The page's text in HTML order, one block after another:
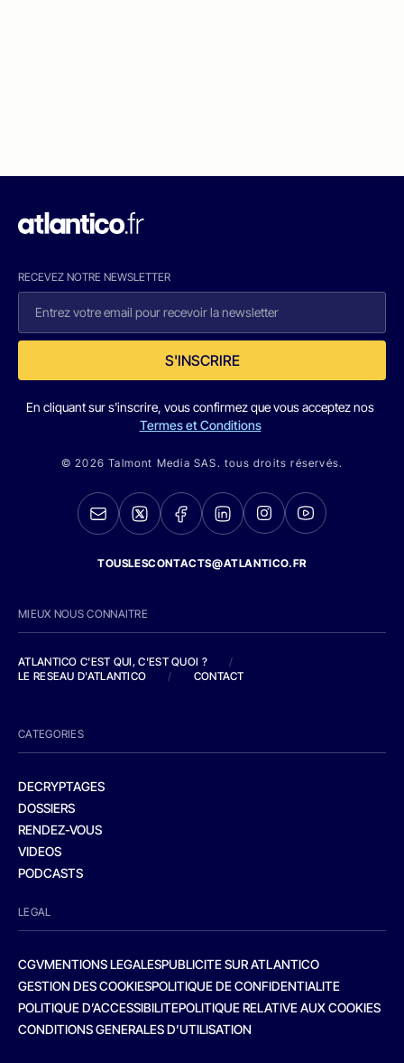
RECEVEZ NOTRE NEWSLETTER
S'INSCRIRE
En cliquant sur s'inscrire, vous confirmez que vous acceptez nos
Termes et Conditions
© 2026 Talmont Media SAS. tous droits réservés.
TOUSLESCONTACTS@ATLANTICO.FR
MIEUX NOUS CONNAITRE
ATLANTICO C'EST QUI, C'EST QUOI ?
/
LE RESEAU D'ATLANTICO
/ CONTACT
CATEGORIES
DECRYPTAGES
DOSSIERS
RENDEZ-VOUS
VIDEOS
PODCASTS
LEGAL
CGVMENTIONS LEGALESPUBLICITE SUR ATLANTICO
GESTION DES COOKIESPOLITIQUE DE CONFIDENTIALITE
POLITIQUE D’ACCESSIBILITEPOLITIQUE RELATIVE AUX COOKIES
CONDITIONS GENERALES D’UTILISATION